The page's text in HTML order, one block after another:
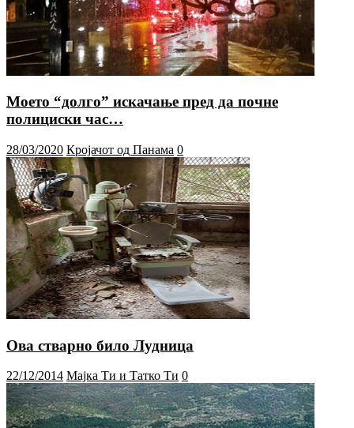
Моето “долго” искачање пред да почне
полициски час…
28/03/2020 Кројачот од Панама 0
Ова стварно било Лудница
22/12/2014 Мајка Ти и Татко Ти 0